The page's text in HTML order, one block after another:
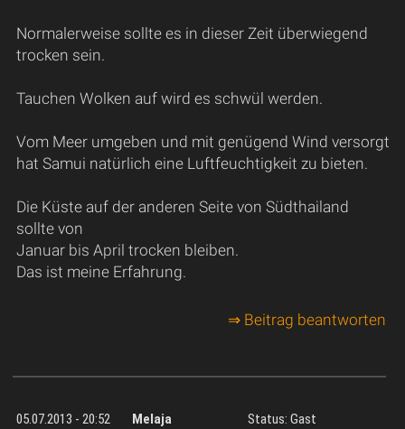
Normalerweise sollte es in dieser Zeit überwiegend
trocken sein.
Tauchen Wolken auf wird es schwül werden.
Vom Meer umgeben und mit genügend Wind versorgt
hat Samui natürlich eine Luftfeuchtigkeit zu bieten.
Die Küste auf der anderen Seite von Südthailand
sollte von
Januar bis April trocken bleiben.
Das ist meine Erfahrung.
⇒ Beitrag beantworten
05.07.2013 - 20:52 Melaja
Status: Gast